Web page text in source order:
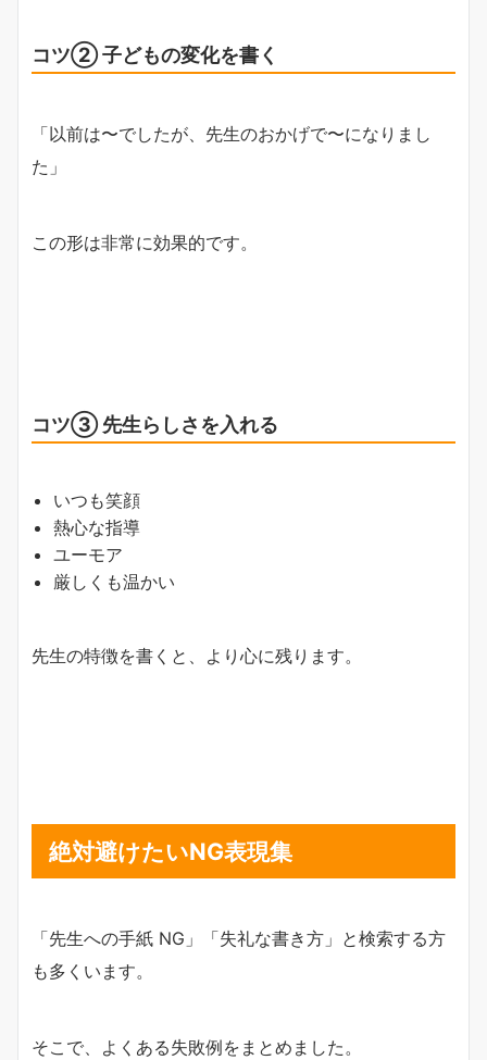
コツ② 子どもの変化を書く
「以前は〜でしたが、先生のおかげで〜になりまし
た」
この形は非常に効果的です。
コツ③ 先生らしさを入れる
いつも笑顔
熱心な指導
ユーモア
厳しくも温かい
先生の特徴を書くと、より心に残ります。
絶対避けたいNG表現集
「先生への手紙 NG」「失礼な書き方」と検索する方
も多くいます。
そこで、よくある失敗例をまとめました。